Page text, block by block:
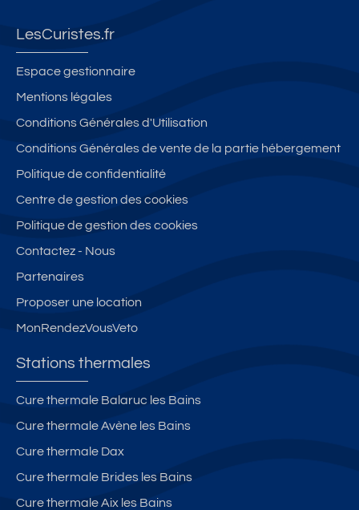
LesCuristes.fr
Espace gestionnaire
Mentions légales
Conditions Générales d'Utilisation
Conditions Générales de vente de la partie hébergement
Politique de confidentialité
Centre de gestion des cookies
Politique de gestion des cookies
Contactez - Nous
Partenaires
Proposer une location
MonRendezVousVeto
Stations thermales
Cure thermale Balaruc les Bains
Cure thermale Avène les Bains
Cure thermale Dax
Cure thermale Brides les Bains
Cure thermale Aix les Bains